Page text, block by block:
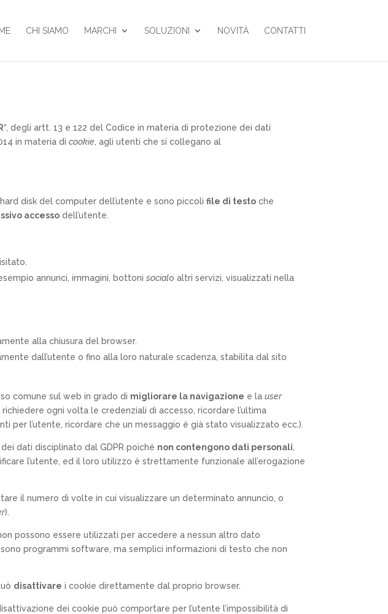
CHI SIAMO MARCHI SOLUZIONI NOVITÀ CONTATTI
“, degli artt. 13 e 122 del Codice in materia di protezione dei dati
in materia dicookie , agli utenti che si collegano al
disk del computer dell’utente e sono piccolifile di testo che
accesso dell’utente.
annunci, immagini, bottonisocialo altri servizi, visualizzati nella
alla chiusura del browser.
dall’utente o fino alla loro naturale scadenza, stabilita dal sito
comune sul web in grado di migliorare la navigazione e lauser
ogni volta le credenziali di accesso, ricordare l’ultima
l’utente, ricordare che un messaggio è già stato visualizzato ecc.).
dati disciplinato dal GDPR poiché non contengono dati personali
l’utente, ed il loro utilizzo è strettamente funzionale all’erogazione
il numero di volte in cui visualizzare un determinato annuncio, o
).
possono essere utilizzati per accedere a nessun altro dato
programmi software, ma semplici informazioni di testo che non
disattivare i cookie direttamente dal proprio browser.
dei cookie può comportare per l’utente l’impossibilità di